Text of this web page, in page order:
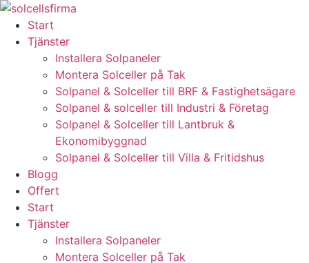
Skip
content
Start
Tjänster
Installera Solpaneler
Montera Solceller på Tak
Solpanel & Solceller till BRF & Fastighetsägare
Solpanel & solceller till Industri & Företag
Solpanel & Solceller till Lantbruk &
Ekonomibyggnad
Solpanel & Solceller till Villa & Fritidshus
Blogg
Offert
Start
Tjänster
Installera Solpaneler
Montera Solceller på Tak